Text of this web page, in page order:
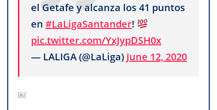
el Getafe y alcanza los 41 puntos
en #LaLigaSantander!
pic.twitter.com/YxJypDSH0x
— LALIGA (@LaLiga) June 12, 2020
￼